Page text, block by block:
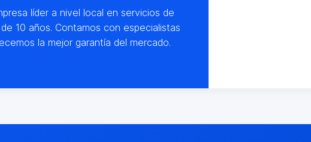
líder a nivel local en servicios de
10 años. Contamos con especialistas
la mejor garantía del mercado.